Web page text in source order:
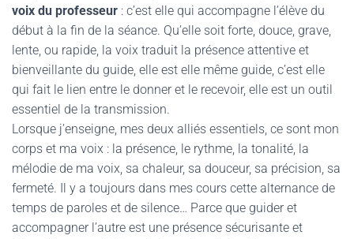
voix du professeur : c’est elle qui accompagne l’élève du
début à la fin de la séance. Qu’elle soit forte, douce, grave,
lente, ou rapide, la voix traduit la présence attentive et
bienveillante du guide, elle est elle même guide, c’est elle
qui fait le lien entre le donner et le recevoir, elle est un outil
essentiel de la transmission.
Lorsque j’enseigne, mes deux alliés essentiels, ce sont mon
corps et ma voix : la présence, le rythme, la tonalité, la
mélodie de ma voix, sa chaleur, sa douceur, sa précision, sa
fermeté. Il y a toujours dans mes cours cette alternance de
temps de paroles et de silence… Parce que guider et
accompagner l’autre est une présence sécurisante et